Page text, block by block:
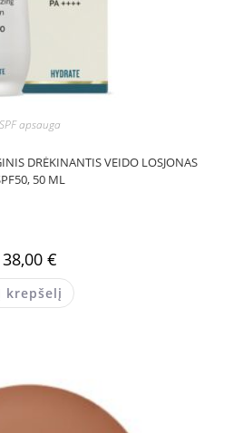
SPF apsauga
DRĖKINANTIS VEIDO LOSJONAS
50 ML
38,00 €
krepšelį